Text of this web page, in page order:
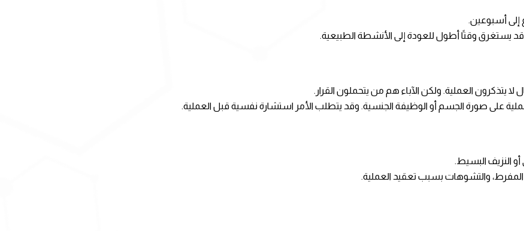
أسبوعين.
لا يتذكرون العملية. ولكن الآباء هم من يتحملون القرار.
على صورة الجسم أو الوظيفة الجنسية. وقد يتطلب الأمر استشارة نفسية قبل العملية.
النزيف البسيط.
المفرط، والتشوهات بسبب تعقيد العملية.